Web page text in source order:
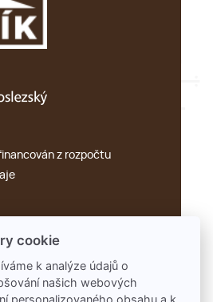
z rozpočtu
– GDPR
cookie
k analýze údajů o
našich webových